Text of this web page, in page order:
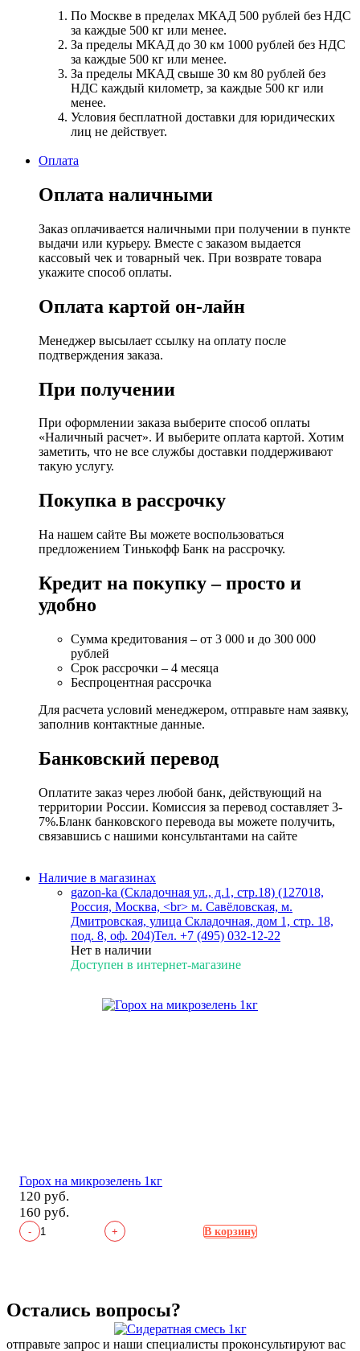
По Москве в пределах МКАД 500 рублей без НДС
за каждые 500 кг или менее.
За пределы МКАД до 30 км 1000 рублей без НДС
за каждые 500 кг или менее.
За пределы МКАД свыше 30 км 80 рублей без
НДС каждый километр, за каждые 500 кг или
менее.
Условия бесплатной доставки для юридических
лиц не действует.
Оплата
Оплата наличными
Заказ оплачивается наличными при получении в пункте
выдачи или курьеру. Вместе с заказом выдается
кассовый чек и товарный чек. При возврате товара
укажите способ оплаты.
Оплата картой он-лайн
Менеджер высылает ссылку на оплату после
подтверждения заказа.
При получении
При оформлении заказа выберите способ оплаты
«Наличный расчет». И выберите оплата картой. Хотим
заметить, что не все службы доставки поддерживают
такую услугу.
Покупка в рассрочку
На нашем сайте Вы можете воспользоваться
предложением Тинькофф Банк на рассрочку.
Кредит на покупку – просто и
удобно
Сумма кредитования – от 3 000 и до 300 000
рублей
Срок рассрочки – 4 месяца
Беспроцентная рассрочка
Для расчета условий менеджером, отправьте нам заявку,
заполнив контактные данные.
Банковский перевод
Оплатите заказ через любой банк, действующий на
территории России. Комиссия за перевод составляет 3-
7%.Бланк банковского перевода вы можете получить,
связавшись с нашими консультантами на сайте
Наличие в магазинах
gazon-ka (Складочная ул., д.1, стр.18) (127018,
Россия, Москва, <br> м. Савёловская, м.
Дмитровская, улица Складочная, дом 1, стр. 18,
под. 8, оф. 204)Тел. +7 (495) 032-12-22
Нет в наличии
Доступен в интернет-магазине
Горох на микрозелень 1кг
120 руб.
160 руб.
- + В корзину
Остались вопросы?
отправьте запрос и наши специалисты проконсультируют вас